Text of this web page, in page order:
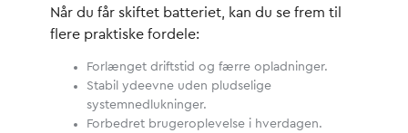
Når du får skiftet batteriet, kan du se frem til
flere praktiske fordele:
Forlænget driftstid og færre opladninger.
Stabil ydeevne uden pludselige
systemnedlukninger.
Forbedret brugeroplevelse i hverdagen.